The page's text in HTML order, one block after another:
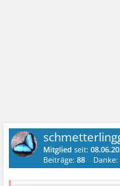
Mitglied seit:
Beiträge:88 Danke: